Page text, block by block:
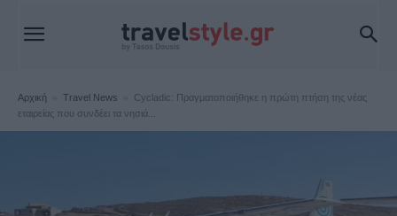
Αρχική Travel News
Cycladic: Πραγματοποιήθηκε η πρώτη πτήση της νέας
εταιρείας που συνδέει τα νησιά...